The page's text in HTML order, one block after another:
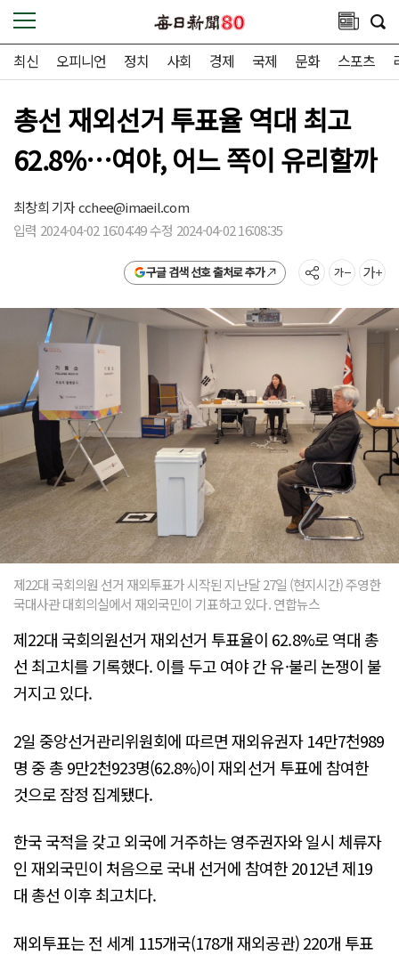
최신 오피니언 정치 사회 경제 국제 문화 스포츠
총선 재외선거 투표율 역대 최고
62.8%…여야, 어느 쪽이 유리할까
최창희 기자cchee@imaeil.com
입력 2024-04-02 16:04:49 수정 2024-04-02 16:08:35
구글 검색 선호 출처로 추가
제22대 국회의원 선거 재외투표가 시작된 지난달 27일 (현지시간) 주영한
국대사관 대회의실에서 재외국민이 기표하고 있다. 연합뉴스
제22대 국회의원선거 재외선거 투표율이 62.8%로 역대 총
선 최고치를 기록했다. 이를 두고 여야 간 유·불리 논쟁이 불
거지고 있다.
2일 중앙선거관리위원회에 따르면 재외유권자 14만7천989
명 중 총 9만2천923명(62.8%)이 재외선거 투표에 참여한
것으로 잠정 집계됐다.
한국 국적을 갖고 외국에 거주하는 영주권자와 일시 체류자
인 재외국민이 처음으로 국내 선거에 참여한 2012년 제19
대 총선 이후 최고치다.
재외투표는 전 세계 115개국(178개 재외공관) 220개 투표